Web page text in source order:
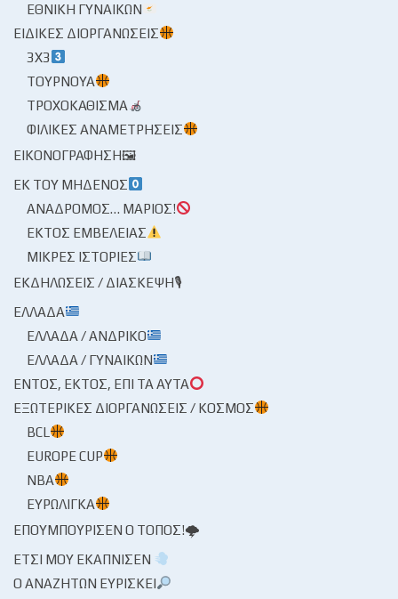
ΕΘΝΙΚΉ ΓΥΝΑΙΚΏΝ
ΕΙΔΙΚΈΣ ΔΙΟΡΓΑΝΏΣΕΙΣ
3X3
ΤΟΥΡΝΟΥΆ
ΤΡΟΧΟΚΆΘΙΣΜΑ
ΦΙΛΙΚΈΣ ΑΝΑΜΕΤΡΉΣΕΙΣ
ΕΙΚΟΝΟΓΡΆΦΗΣΗ🖼
ΕΚ ΤΟΥ ΜΗΔΕΝΌΣ
ΑΝΆΔΡΟΜΟΣ… ΜΆΡΙΟΣ!
ΕΚΤΌΣ ΕΜΒΈΛΕΙΑΣ
ΜΙΚΡΈΣ ΙΣΤΟΡΊΕΣ
ΕΚΔΗΛΏΣΕΙΣ / ΔΙΆΣΚΕΨΗ🎙
ΕΛΛΆΔΑ
ΕΛΛΆΔΑ / ΑΝΔΡΙΚΌ
ΕΛΛΆΔΑ / ΓΥΝΑΙΚΏΝ
ΕΝΤΌΣ, ΕΚΤΌΣ, ΕΠΊ ΤΑ ΑΥΤΆ
ΕΞΩΤΕΡΙΚΈΣ ΔΙΟΡΓΑΝΏΣΕΙΣ / ΚΌΣΜΟΣ
BCL
EUROPE CUP
NBA
ΕΥΡΩΛΊΓΚΑ
ΕΠΟΥΜΠΟΎΡΙΣΕΝ Ο ΤΌΠΟΣ!🌩
ΈΤΣΙ ΜΟΥ ΕΚΆΠΝΙΣΕΝ
Ο ΑΝΑΖΗΤΏΝ ΕΥΡΊΣΚΕΙ